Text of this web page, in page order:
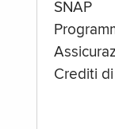
SNAP
Crediti